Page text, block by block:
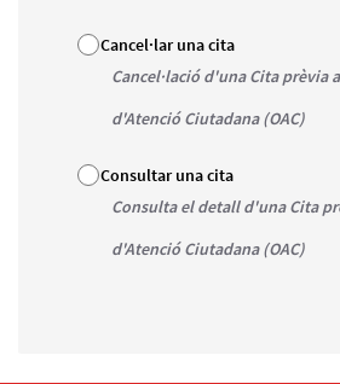
Cancel·lar una cita
Cancel·lació d'una Cita prèvia
d'Atenció Ciutadana (OAC)
Consultar una cita
Consulta el detall d'una Cita
d'Atenció Ciutadana (OAC)